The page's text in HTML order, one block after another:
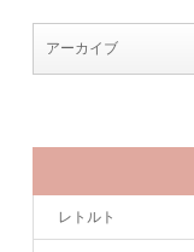
レトルト